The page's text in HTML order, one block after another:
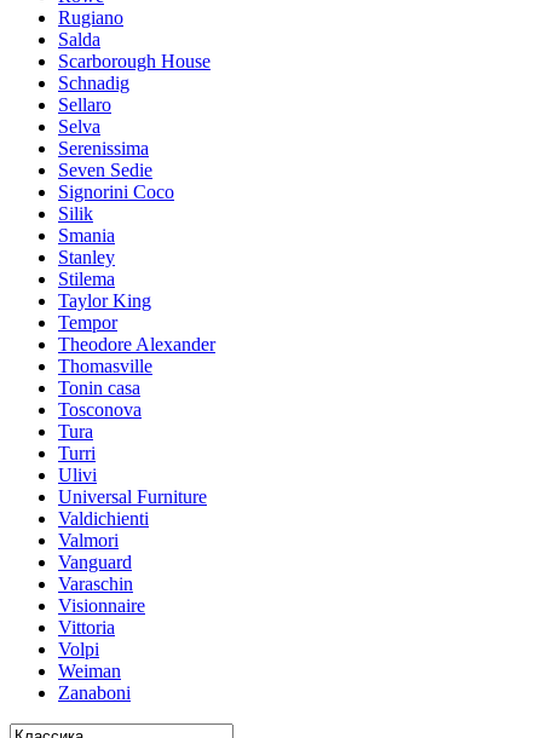
Rugiano
Salda
Scarborough House
Schnadig
Sellaro
Selva
Serenissima
Seven Sedie
Signorini Coco
Silik
Smania
Stanley
Stilema
Taylor King
Tempor
Theodore Alexander
Thomasville
Tonin casa
Tosconova
Tura
Turri
Ulivi
Universal Furniture
Valdichienti
Valmori
Vanguard
Varaschin
Visionnaire
Vittoria
Volpi
Weiman
Zanaboni